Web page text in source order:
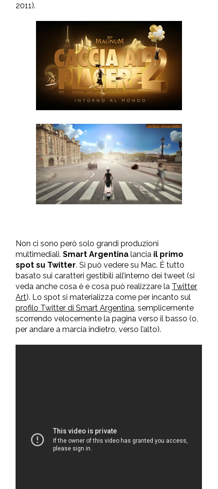
2011).
Non ci sono però solo grandi produzioni
multimediali.Smart Argentina lancia il primo
spot su Twitter. Si può vedere su Mac. È tutto
basato sui caratteri gestibili all’interno dei tweet (si
veda anche cosa è e cosa può realizzare la Twitter
Art). Lo spot si materializza come per incanto sul
profilo Twitter di Smart Argentina, semplicemente
scorrendo velocemente la pagina verso il basso (o,
per andare a marcia indietro, verso l’alto).